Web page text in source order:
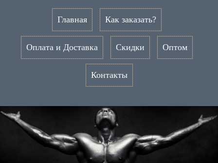
Главная Как заказать?
Оплата и Доставка Скидки Оптом
Контакты